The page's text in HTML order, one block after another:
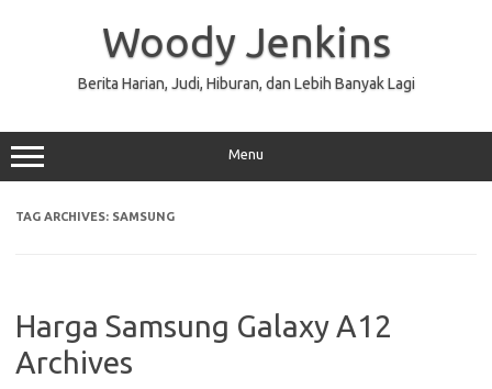
Woody Jenkins
Berita Harian, Judi, Hiburan, dan Lebih Banyak Lagi
Menu
TAG ARCHIVES: SAMSUNG
Harga Samsung Galaxy A12
Archives